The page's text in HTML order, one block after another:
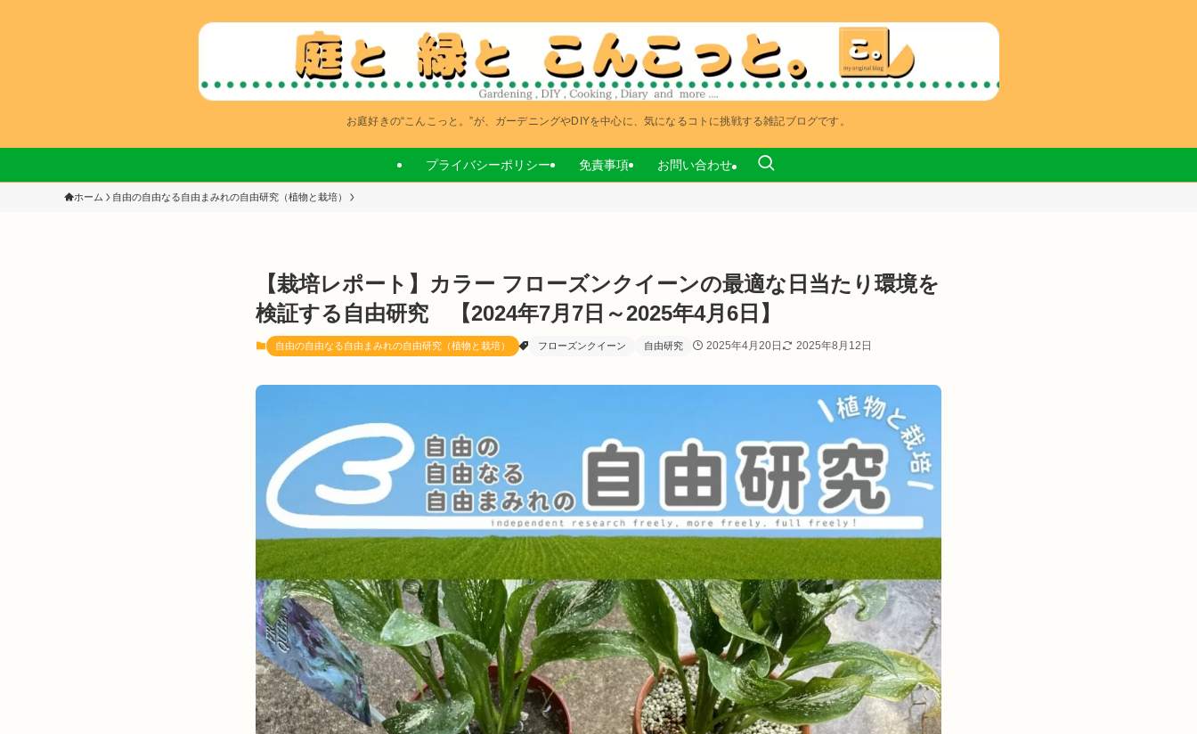
お庭好きの“こんこっと。”が、ガーデニングやDIYを中心に、気になるコトに挑戦する雑記ブログです。
プライバシーポリシー 免責事項 お問い合わせ
ホーム 自由の自由なる自由まみれの自由研究（植物と栽培）
【栽培レポート】カラー フローズンクイーンの最適な日当たり環境を
検証する自由研究 【2024年7月7日～2025年4月6日】
自由の自由なる自由まみれの自由研究（植物と栽培） フローズンクイーン 自由研究 2025年4月20日 2025年8月12日